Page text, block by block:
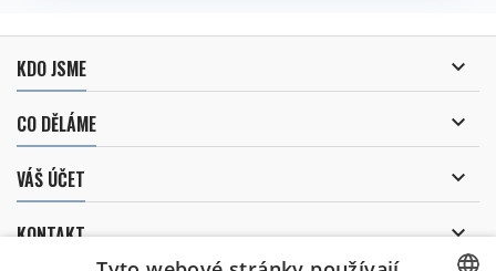
KDO JSME 
CO DĚLÁME 
VÁŠ ÚČET 
KONTAKT
